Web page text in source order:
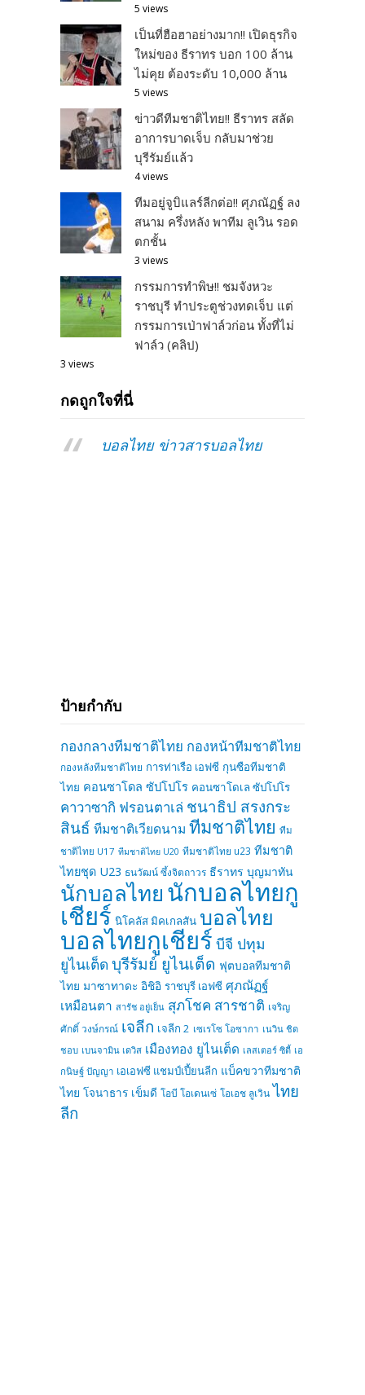
5 views
เป็นที่ฮือฮาอย่างมาก!! เปิดธุรกิจ
ใหม่ของ ธีราทร บอก 100 ล้าน
ไม่คุย ต้องระดับ 10,000 ล้าน
5 views
ข่าวดีทีมชาติไทย!! ธีราทร สลัด
อาการบาดเจ็บ กลับมาช่วย
บุรีรัมย์แล้ว
4 views
ทีมอยู่จูบิแลร์ลีกต่อ!! ศุภณัฏฐ์ ลง
สนาม ครึ่งหลัง พาทีม ลูเวิน รอด
ตกชั้น
3 views
กรรมการทำพิษ!! ชมจังหวะ
ราชบุรี ทำประตูช่วงทดเจ็บ แต่
กรรมการเป่าฟาล์วก่อน ทั้งที่ไม่
ฟาล์ว (คลิป)
3 views
กดถูกใจที่นี่
บอลไทย ข่าวสารบอลไทย
ป้ายกำกับ
กองกลางทีมชาติไทย กองหน้าทีมชาติไทย
กองหลังทีมชาติไทย การท่าเรือ เอฟซี กุนซือทีมชาติ
ไทย คอนซาโดล ซัปโปโร คอนซาโดเล ซัปโปโร
คาวาซากิ ฟรอนตาเล่ ชนาธิป สรงกระ
สินธ์ ทีมชาติเวียดนาม ทีมชาติไทย ทีม
ชาติไทย U17 ทีมชาติไทย U20 ทีมชาติไทย u23 ทีมชาติ
ไทยชุด U23 ธนวัฒน์ ซึ้งจิตถาวร ธีราทร บุญมาทัน
นักบอลไทยนักบอลไทยกู
เชียร์ นิโคลัส มิคเกลสัน บอลไทย
บอลไทยกูเชียร์ บีจี ปทุม
ยูไนเต็ด บุรีรัมย์ ยูไนเต็ด ฟุตบอลทีมชาติ
ไทย มาซาทาดะ อิชิอิ ราชบุรี เอฟซี ศุภณัฏฐ์
เหมือนตา สารัช อยู่เย็น สุภโชค สารชาติ เจริญ
ศักดิ์ วงษ์กรณ์ เจลีก เจลีก 2 เซเรโซ โอซากา เนวิน ชิด
ชอบ เบนจามิน เดวิส เมืองทอง ยูไนเต็ด เลสเตอร์ ซิตี้ เอ
กนิษฐ์ ปัญญา เอเอฟซี แชมป์เปี้ยนลีก แบ็คขวาทีมชาติ
ไทย โจนาธาร เข็มดี โอบี โอเดนเซ่ โอเอช ลูเวิน ไทย
ลีก